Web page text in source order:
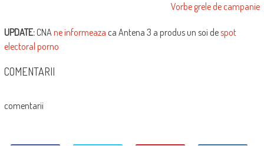
Vorbe grele de campanie
UPDATE:CNAne informeaza ca Antena 3 a produs un soi despot
electoral porno
COMENTARII
comentarii